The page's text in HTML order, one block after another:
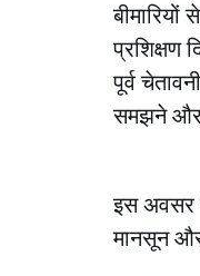
प्रशिक्षण
पूर्व
समझने और
इस अवसर
मानसून